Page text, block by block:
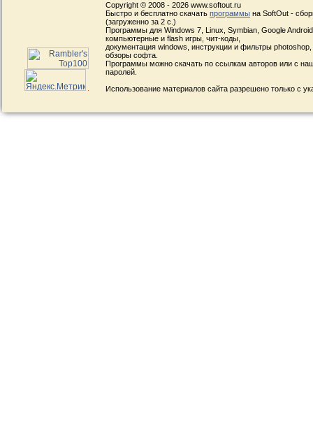
Copyright © 2008 - 2026 www.softout.ru
Быстро и бесплатно скачать программы на SoftOut -
(загруженно за 2 с.)
Программы для Windows 7, Linux, Symbian, Google
компьютерные и flash игры, чит-коды,
документация windows, инструкции и фильтры
обзоры софта.
Программы можно скачать по ссылкам авторов или с
паролей.
Использование материалов сайта разрешено только с